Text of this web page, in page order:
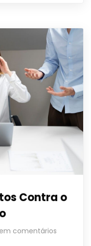
Contra o
comentários